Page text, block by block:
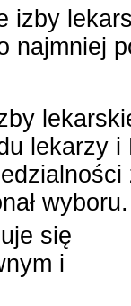
izby
najmniej
lekarzy
wyboru.
się
i